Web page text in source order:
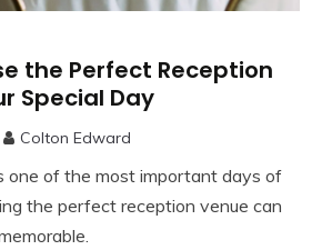
the Perfect Reception
Special Day
Colton Edward
one of the most important days of
the perfect reception venue can